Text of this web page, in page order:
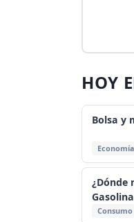
HOY
Bolsa y
Economía
¿Dónde
Consumo